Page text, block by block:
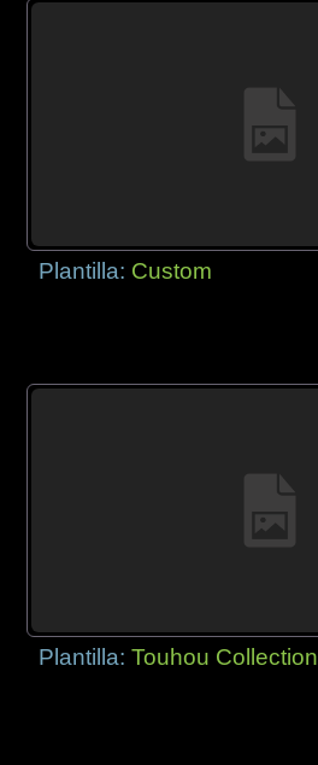
Plantilla: Custom
Plantilla:Touhou Collection